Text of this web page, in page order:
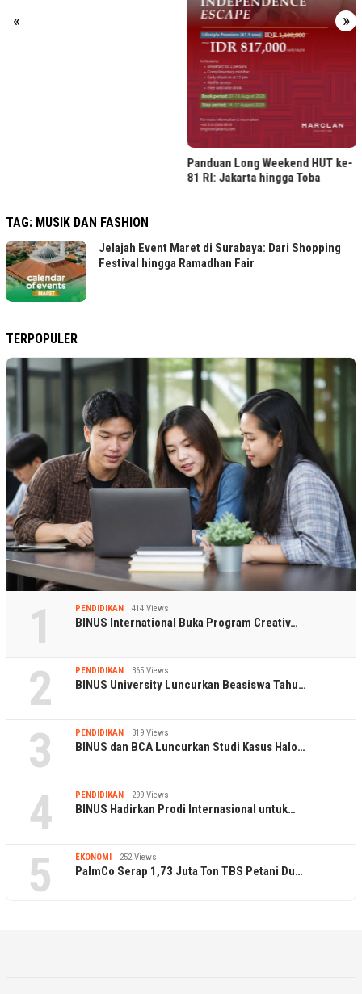
« »
Panduan Long Weekend HUT ke-
81 RI: Jakarta hingga Toba
TAG: MUSIK DAN FASHION
Jelajah Event Maret di Surabaya: Dari Shopping
Festival hingga Ramadhan Fair
TERPOPULER
1 PENDIDIKAN 414 Views
BINUS International Buka Program Creativ…
2 PENDIDIKAN 365 Views
BINUS University Luncurkan Beasiswa Tahu…
3 PENDIDIKAN 319 Views
BINUS dan BCA Luncurkan Studi Kasus Halo…
4 PENDIDIKAN 299 Views
BINUS Hadirkan Prodi Internasional untuk…
5 EKONOMI 252 Views
PalmCo Serap 1,73 Juta Ton TBS Petani Du…